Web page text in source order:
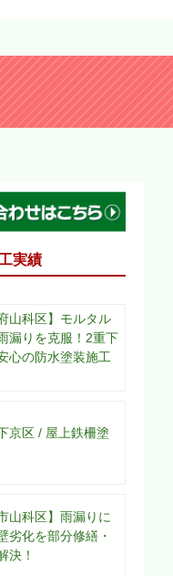
実績
山科区】モルタル
漏りを克服！2重下
心の防水塗装施工
京区 / 屋上鉄柵塗
山科区】雨漏りに
劣化を部分修繕・
決！